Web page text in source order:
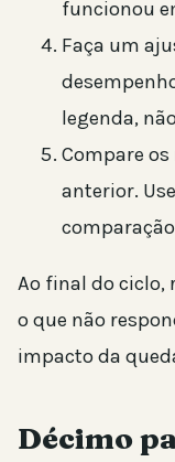
funcionou
Faça um
legenda,
Compare
anterior.
Ao final do ciclo,
o que não
impacto da
Décimo